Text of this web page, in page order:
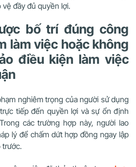
đầy đủ quyền lợi.
bố trí đúng công
làm việc hoặc không
điều kiện làm việc
nghiêm trọng của người sử dụng
tiếp đến quyền lợi và sự ổn định
các trường hợp này, người lao
lý để chấm dứt hợp đồng ngay lập
trước.